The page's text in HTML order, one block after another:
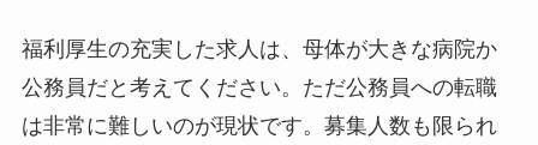
福利厚生の充実した求人は、母体が大きな病院か
公務員だと考えてください。ただ公務員への転職
は非常に難しいのが現状です。募集人数も限られ